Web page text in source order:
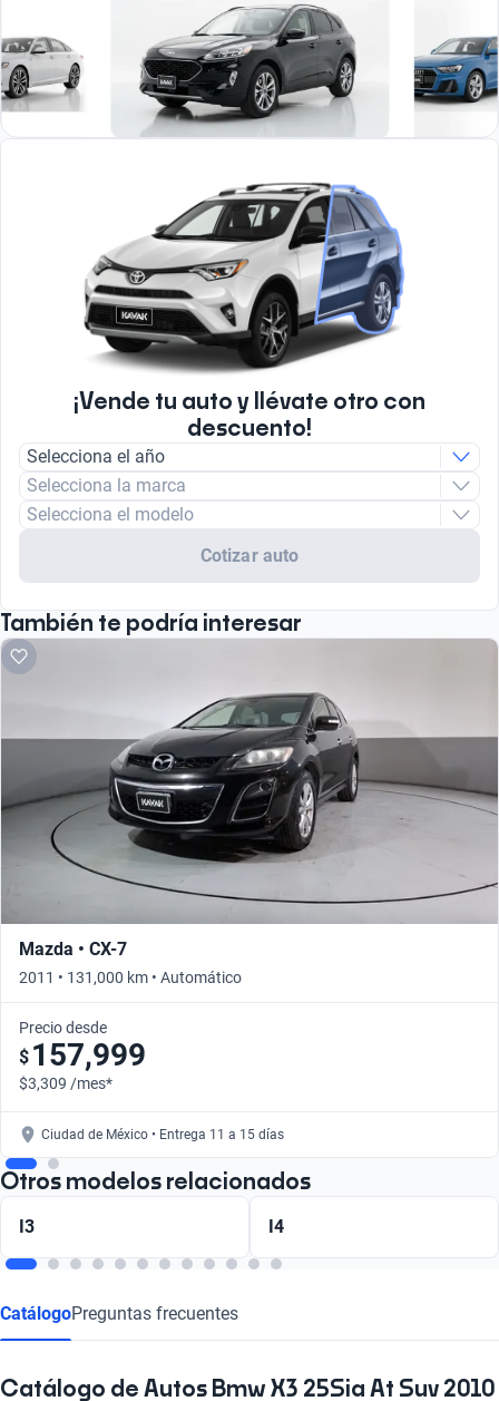
¡Vende tu auto y llévate otro con
descuento!
Selecciona el año
Selecciona la marca
Selecciona el modelo
Cotizar auto
También te podría interesar
Mazda • CX-7
2011 • 131,000 km • Automático
Precio desde
$ 157,999
$3,309 /mes*
Ciudad de México • Entrega 11 a 15 días
Otros modelos relacionados
I3 I4
CatálogoPreguntas frecuentes
Catálogo de Autos Bmw X3 25Sia At Suv 2010